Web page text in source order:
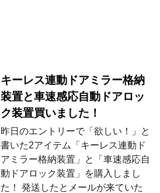
キーレス連動ドアミラー格納
装置と車速感応自動ドアロッ
ク装置買いました！
昨日のエントリーで「欲しい！」と
書いた2アイテム「キーレス連動ド
アミラー格納装置」と「車速感応自
動ドアロック装置」を購入しまし
た！ 発送したとメールが来ていた